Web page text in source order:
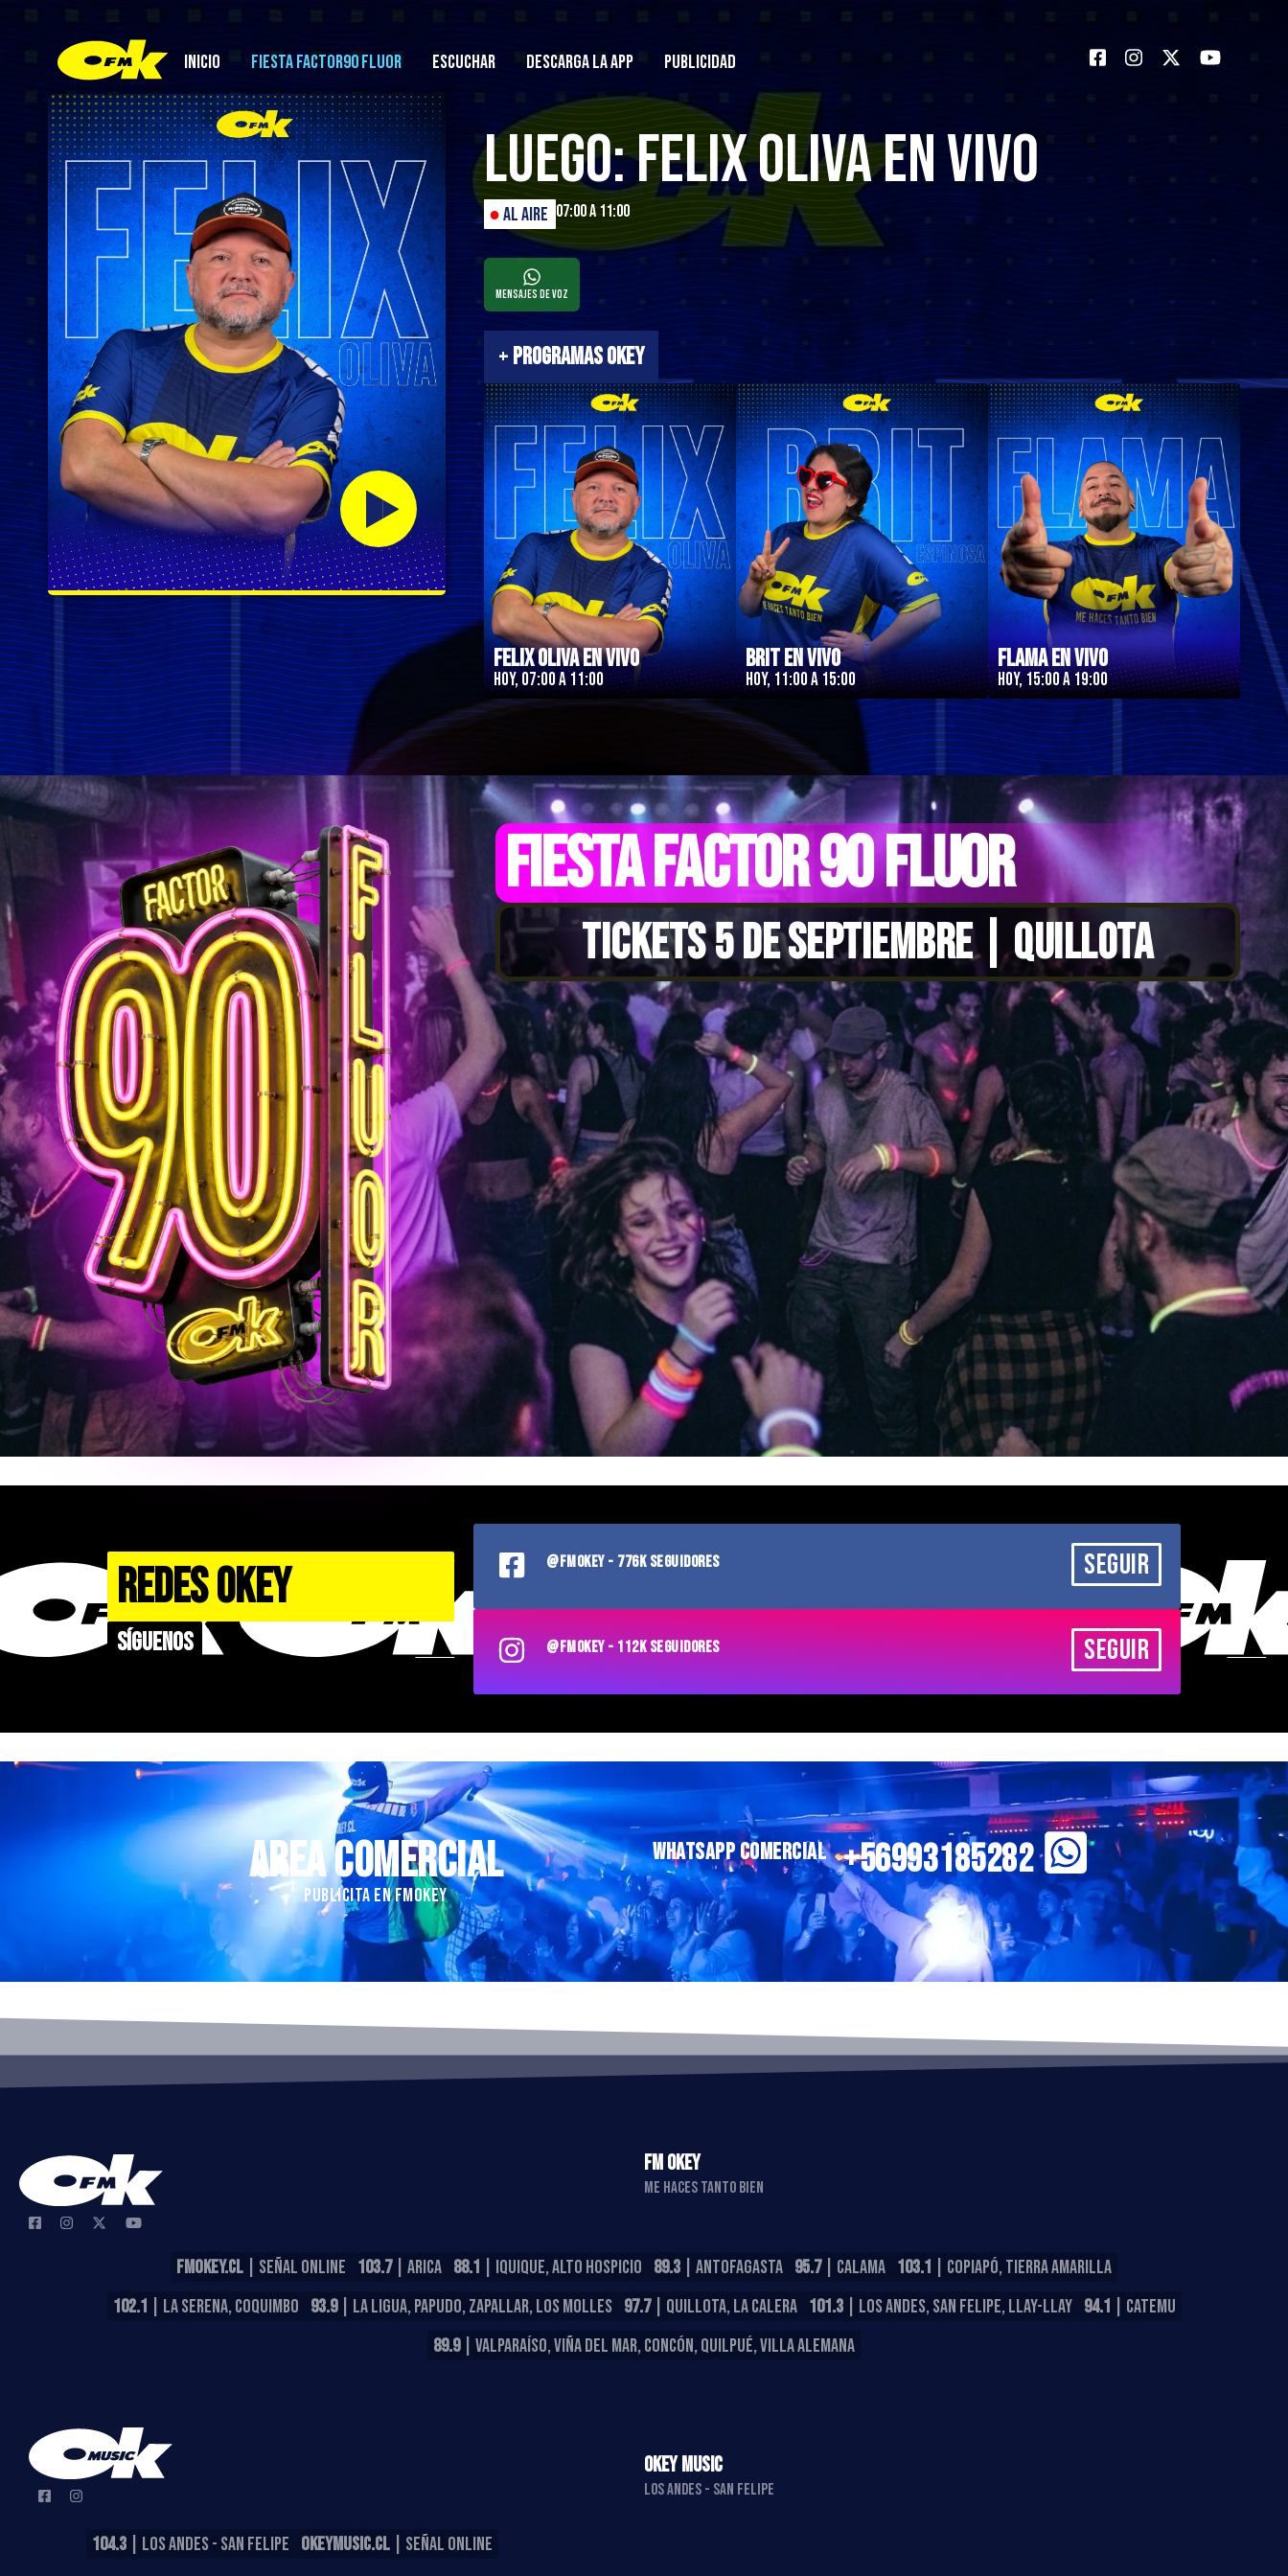
INICIO FIESTA FACTOR90 FLUOR ESCUCHAR DESCARGA LA APP PUBLICIDAD
Luego: Felix Oliva en Vivo
●AL AIRE 07:00 a 11:00
Mensajes de Voz
+PROGRAMAS OKEY
Felix Oliva en Vivo
Hoy, 07:00 a 11:00
Brit en Vivo
Hoy, 11:00 a 15:00
Flama en Vivo
Hoy, 15:00 a 19:00
FIESTA FACTOR 90 FLUOR
TICKETS 5 DE SEPTIEMBRE | QUILLOTA
REDES OKEY
Síguenos
SEGUIR
@FMOKEY - 776K SEGUIDORES
SEGUIR
@FMOKEY - 112K SEGUIDORES
AREA COMERCIAL
PUBLICITA EN FMOKEY
WHATSAPP COMERCIAL +56993185282
FM OKEY
ME HACES TANTO BIEN
FMOKEY.CL | SEÑAL ONLINE 103.7| ARICA 88.1 | IQUIQUE, ALTO HOSPICIO 89.3 | ANTOFAGASTA 95.7| CALAMA 103.1 | COPIAPÓ, TIERRA AMARILLA
102.1 | LA SERENA, COQUIMBO 93.9| LA LIGUA, PAPUDO, ZAPALLAR, LOS MOLLES 97.7| QUILLOTA, LA CALERA 101.3| LOS ANDES, SAN FELIPE, LLAY-LLAY 94.1 | CATEMU
89.9| VALPARAÍSO, VIÑA DEL MAR, CONCÓN, QUILPUÉ, VILLA ALEMANA
OKEY MUSIC
LOS ANDES - SAN FELIPE
104.3 | LOS ANDES - SAN FELIPE OKEYMUSIC.CL | SEÑAL ONLINE